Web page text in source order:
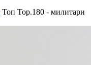
Топ Top.180 - милитари